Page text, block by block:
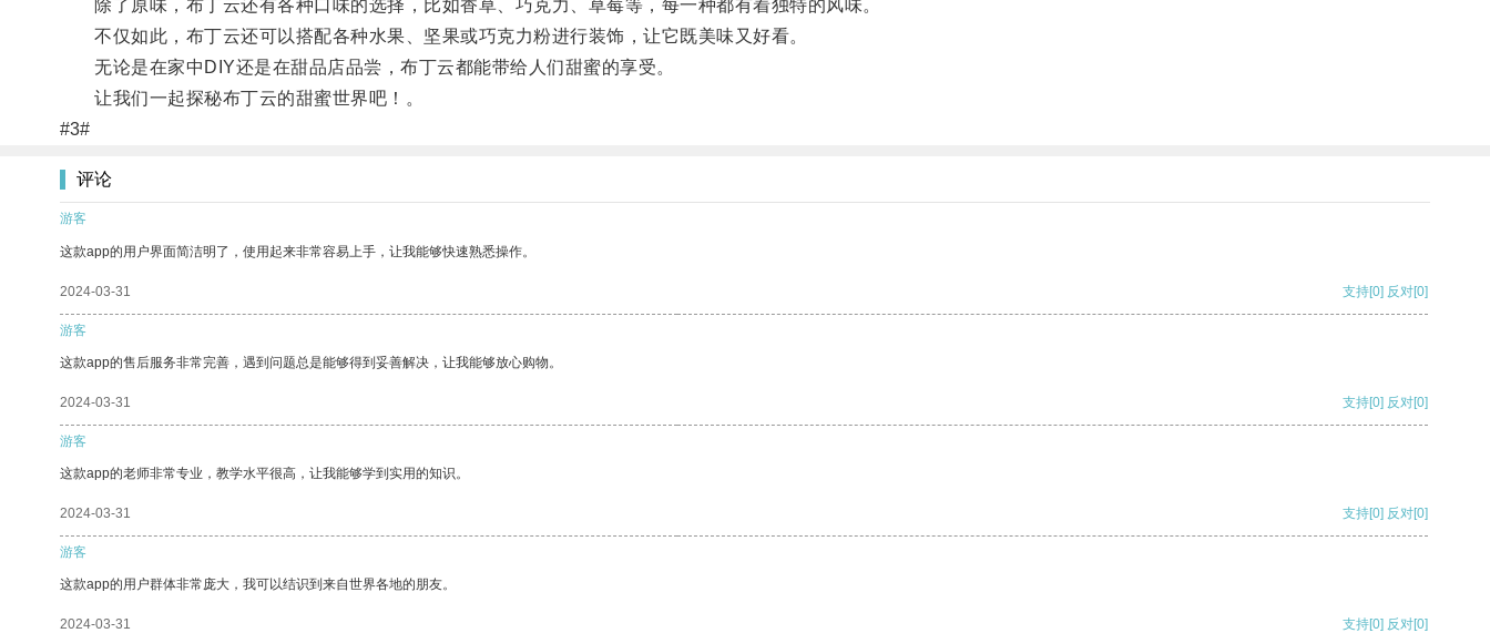
除了原味，布丁云还有各种口味的选择，比如香草、巧克力、草莓等，每一种都有着独特的风味。
不仅如此，布丁云还可以搭配各种水果、坚果或巧克力粉进行装饰，让它既美味又好看。
无论是在家中DIY还是在甜品店品尝，布丁云都能带给人们甜蜜的享受。
让我们一起探秘布丁云的甜蜜世界吧！。
#3#
评论
游客
这款app的用户界面简洁明了，使用起来非常容易上手，让我能够快速熟悉操作。
2024-03-31 支持[0] 反对[0]
游客
这款app的售后服务非常完善，遇到问题总是能够得到妥善解决，让我能够放心购物。
2024-03-31 支持[0] 反对[0]
游客
这款app的老师非常专业，教学水平很高，让我能够学到实用的知识。
2024-03-31 支持[0] 反对[0]
游客
这款app的用户群体非常庞大，我可以结识到来自世界各地的朋友。
2024-03-31 支持[0] 反对[0]